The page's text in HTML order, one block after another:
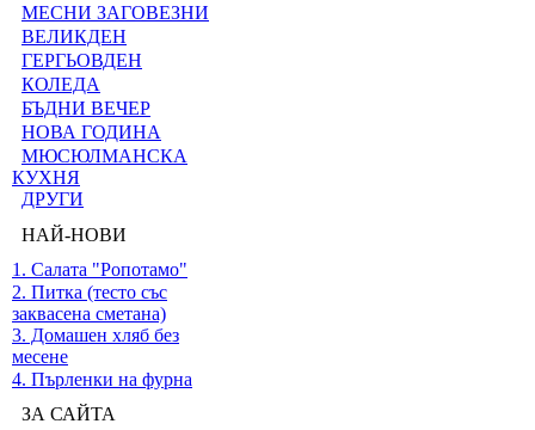
МЕСНИ ЗАГОВЕЗНИ
ВЕЛИКДЕН
ГЕРГЬОВДЕН
КОЛЕДА
БЪДНИ ВЕЧЕР
НОВА ГОДИНА
МЮСЮЛМАНСКА
КУХНЯ
ДРУГИ
НАЙ-НОВИ
1. Салата "Ропотамо"
2. Питка (тесто със
заквасена сметана)
3. Домашен хляб без
месене
4. Пърленки на фурна
ЗА САЙТА